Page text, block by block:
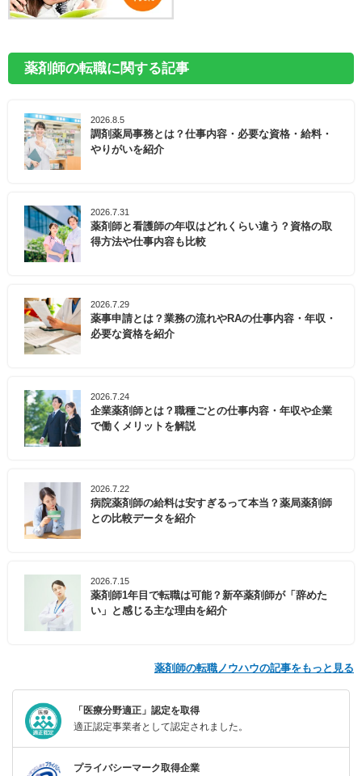
薬剤師の転職に関する記事
2026.8.5
調剤薬局事務とは？仕事内容・必要な資格・給料・
やりがいを紹介
2026.7.31
薬剤師と看護師の年収はどれくらい違う？資格の取
得方法や仕事内容も比較
2026.7.29
薬事申請とは？業務の流れやRAの仕事内容・年収・
必要な資格を紹介
2026.7.24
企業薬剤師とは？職種ごとの仕事内容・年収や企業
で働くメリットを解説
2026.7.22
病院薬剤師の給料は安すぎるって本当？薬局薬剤師
との比較データを紹介
2026.7.15
薬剤師1年目で転職は可能？新卒薬剤師が「辞めた
い」と感じる主な理由を紹介
薬剤師の転職ノウハウの記事をもっと見る
「医療分野適正」認定を取得
適正認定事業者として認定されました。
プライバシーマーク取得企業